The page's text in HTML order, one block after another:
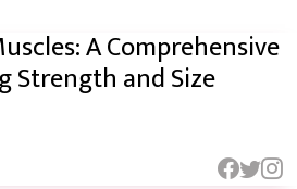
सुबह की कॉफी के लिए टिप्स जो
के हों
बेहतरीन घरेलू टिप्स: Skin Care In
A Comprehensive
Strength and Size